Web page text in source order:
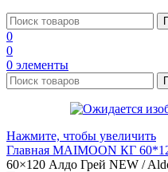
0
0
0 элементы
Нажмите, чтобы увеличить
Главная MAIMOON КГ
60×120 Алдо Грей NEW /